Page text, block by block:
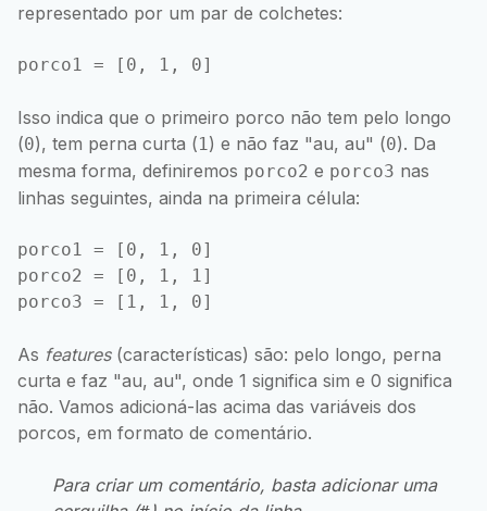
representado por um par de colchetes:
Isso indica que o primeiro porco não tem pelo longo
(0), tem perna curta (1) e não faz "au, au" (0). Da
mesma forma, definiremos porco2 e porco3 nas
linhas seguintes, ainda na primeira célula:
porco1 = [0, 1, 0]
porco2 = [0, 1, 1]
As features(características) são: pelo longo, perna
curta e faz "au, au", onde 1 significa sim e 0 significa
não. Vamos adicioná-las acima das variáveis dos
porcos, em formato de comentário.
Para criar um comentário, basta adicionar uma